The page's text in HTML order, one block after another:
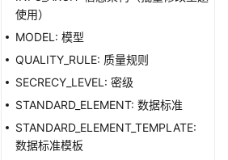
使用）
MODEL: 模型
QUALITY_RULE: 质量规则
SECRECY_LEVEL: 密级
STANDARD_ELEMENT: 数据标准
STANDARD_ELEMENT_TEMPLATE:
数据标准模板